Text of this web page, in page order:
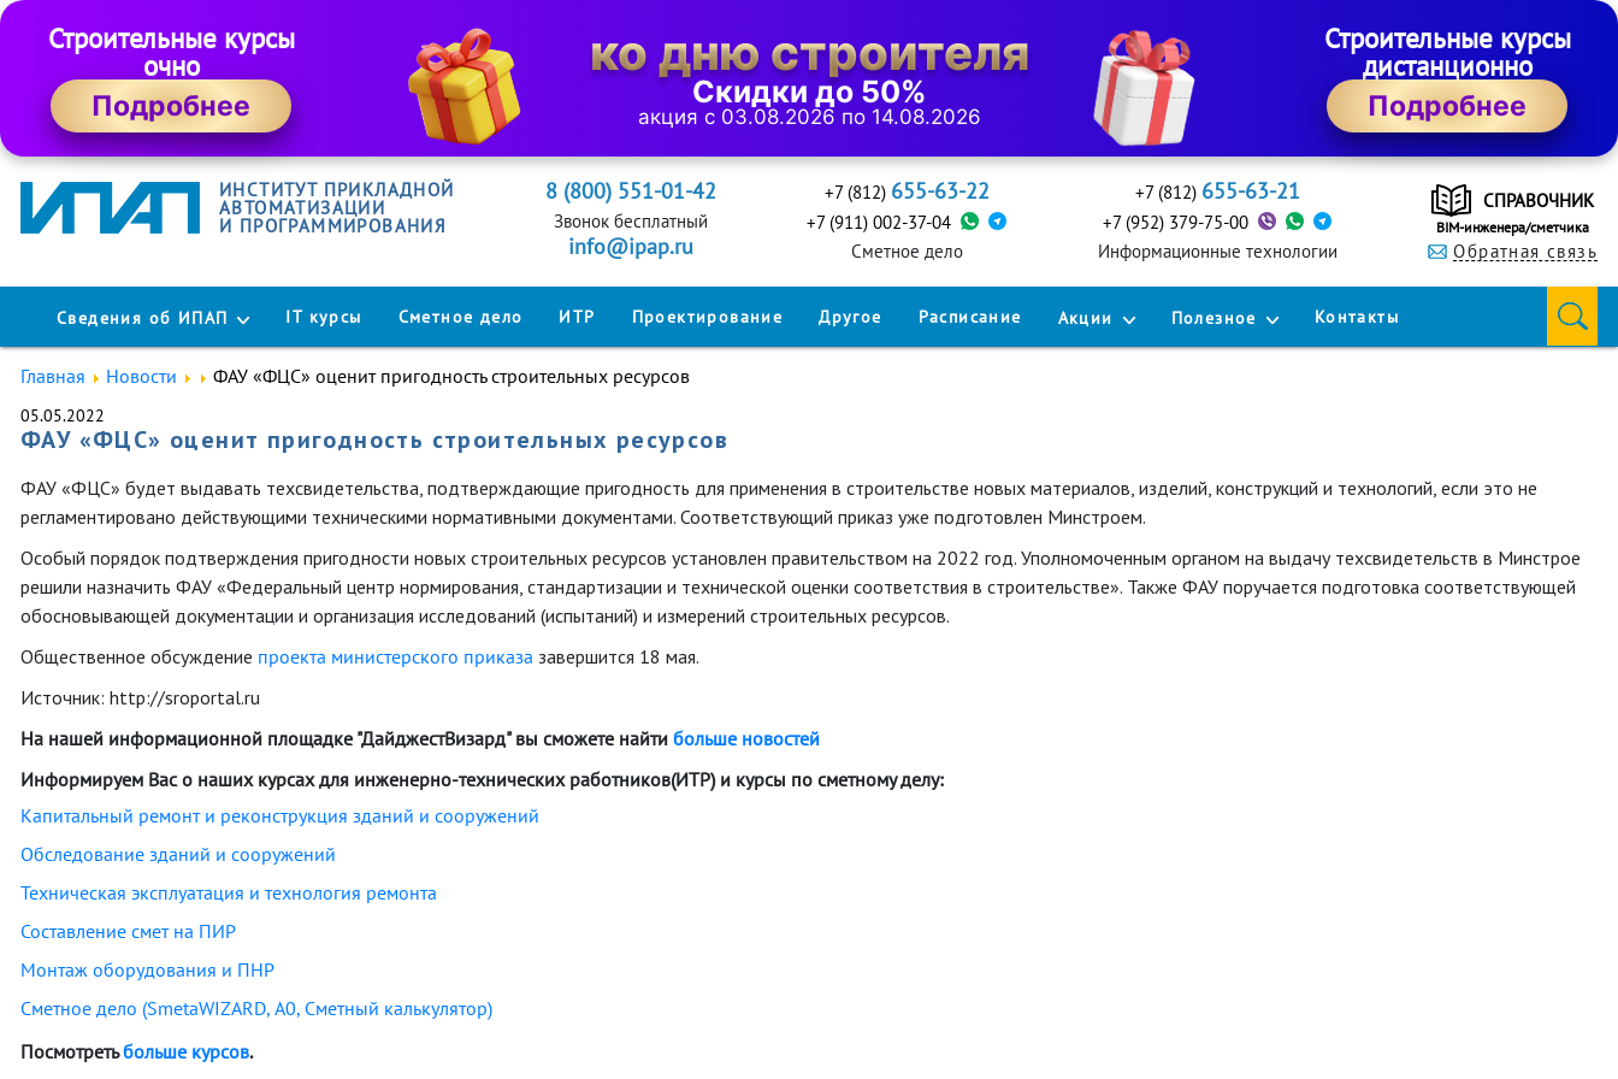
Строительные курсы
очно
Подробнее
ко дню строителя
Скидки до 50%
акция с 03.08.2026 по 14.08.2026
Строительные курсы
дистанционно
Подробнее
ИНСТИТУТ ПРИКЛАДНОЙ
АВТОМАТИЗАЦИИ
И ПРОГРАММИРОВАНИЯ
8 (800) 551-01-42
Звонок бесплатный
info@ipap.ru
+7 (812) 655-63-22
+7 (911) 002-37-04
Cметное дело
+7 (812) 655-63-21
+7 (952) 379-75-00
Информационные технологии
СПРАВОЧНИК
BIM-инженера/сметчика
Обратная связь
Сведения об ИПАП IT курсы Сметное дело ИТР Проектирование Другое Расписание Акции Полезное Контакты
Главная Новости ФАУ «ФЦС» оценит пригодность строительных ресурсов
05.05.2022
ФАУ «ФЦС» оценит пригодность строительных ресурсов
ФАУ «ФЦС» будет выдавать техсвидетельства, подтверждающие пригодность для применения в строительстве новых материалов, изделий, конструкций и технологий, если это не
регламентировано действующими техническими нормативными документами. Соответствующий приказ уже подготовлен Минстроем.
Особый порядок подтверждения пригодности новых строительных ресурсов установлен правительством на 2022 год. Уполномоченным органом на выдачу техсвидетельств в Минстрое
решили назначить ФАУ «Федеральный центр нормирования, стандартизации и технической оценки соответствия в строительстве». Также ФАУ поручается подготовка соответствующей
обосновывающей документации и организация исследований (испытаний) и измерений строительных ресурсов.
Общественное обсуждение проекта министерского приказа завершится 18 мая.
Источник: http://sroportal.ru
На нашей информационной площадке "ДайджестВизард" вы сможете найти больше новостей
Информируем Вас о наших курсах для инженерно-технических работников(ИТР) и курсы по сметному делу:
Капитальный ремонт и реконструкция зданий и сооружений
Обследование зданий и сооружений
Техническая эксплуатация и технология ремонта
Составление смет на ПИР
Монтаж оборудования и ПНР
Сметное дело (SmetaWIZARD, А0, Сметный калькулятор)
Посмотретьбольше курсов.